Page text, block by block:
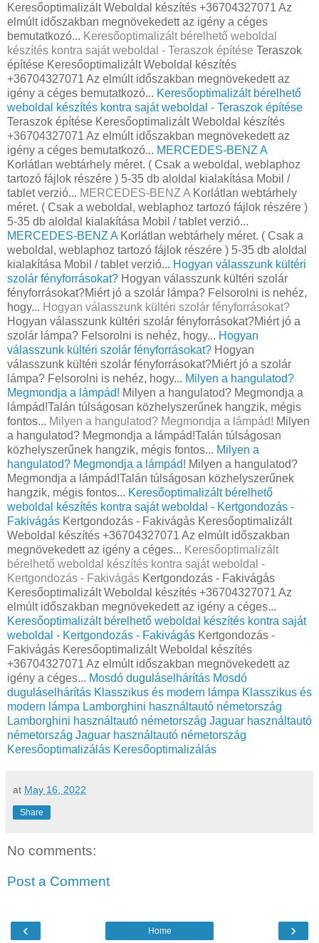
Keresőoptimalizált Weboldal készítés +36704327071 Az
elmúlt időszakban megnövekedett az igény a céges
bemutatkozó... Keresőoptimalizált bérelhető weboldal
készítés kontra saját weboldal - Teraszok építése Teraszok
építése Keresőoptimalizált Weboldal készítés
+36704327071 Az elmúlt időszakban megnövekedett az
igény a céges bemutatkozó... Keresőoptimalizált bérelhető
weboldal készítés kontra saját weboldal - Teraszok építése
Teraszok építése Keresőoptimalizált Weboldal készítés
+36704327071 Az elmúlt időszakban megnövekedett az
igény a céges bemutatkozó... MERCEDES-BENZ A
Korlátlan webtárhely méret. ( Csak a weboldal, weblaphoz
tartozó fájlok részére ) 5-35 db aloldal kialakítása Mobil /
tablet verzió... MERCEDES-BENZ A Korlátlan webtárhely
méret. ( Csak a weboldal, weblaphoz tartozó fájlok részére )
5-35 db aloldal kialakítása Mobil / tablet verzió...
MERCEDES-BENZ A Korlátlan webtárhely méret. ( Csak a
weboldal, weblaphoz tartozó fájlok részére ) 5-35 db aloldal
kialakítása Mobil / tablet verzió... Hogyan válasszunk kültéri
szolár fényforrásokat? Hogyan válasszunk kültéri szolár
fényforrásokat?Miért jó a szolár lámpa? Felsorolni is nehéz,
hogy... Hogyan válasszunk kültéri szolár fényforrásokat?
Hogyan válasszunk kültéri szolár fényforrásokat?Miért jó a
szolár lámpa? Felsorolni is nehéz, hogy... Hogyan
válasszunk kültéri szolár fényforrásokat? Hogyan
válasszunk kültéri szolár fényforrásokat?Miért jó a szolár
lámpa? Felsorolni is nehéz, hogy... Milyen a hangulatod?
Megmondja a lámpád! Milyen a hangulatod? Megmondja a
lámpád!Talán túlságosan közhelyszerűnek hangzik, mégis
fontos... Milyen a hangulatod? Megmondja a lámpád! Milyen
a hangulatod? Megmondja a lámpád!Talán túlságosan
közhelyszerűnek hangzik, mégis fontos... Milyen a
hangulatod? Megmondja a lámpád! Milyen a hangulatod?
Megmondja a lámpád!Talán túlságosan közhelyszerűnek
hangzik, mégis fontos... Keresőoptimalizált bérelhető
weboldal készítés kontra saját weboldal - Kertgondozás -
Fakivágás Kertgondozás - Fakivágás Keresőoptimalizált
Weboldal készítés +36704327071 Az elmúlt időszakban
megnövekedett az igény a céges... Keresőoptimalizált
bérelhető weboldal készítés kontra saját weboldal -
Kertgondozás - Fakivágás Kertgondozás - Fakivágás
Keresőoptimalizált Weboldal készítés +36704327071 Az
elmúlt időszakban megnövekedett az igény a céges...
Keresőoptimalizált bérelhető weboldal készítés kontra saját
weboldal - Kertgondozás - Fakivágás Kertgondozás -
Fakivágás Keresőoptimalizált Weboldal készítés
+36704327071 Az elmúlt időszakban megnövekedett az
igény a céges... Mosdó duguláselhárítás Mosdó
duguláselhárítás Klasszikus és modern lámpa Klasszikus és
modern lámpa Lamborghini használtautó németország
Lamborghini használtautó németország Jaguar használtautó
németország Jaguar használtautó németország
Keresőoptimalizálás Keresőoptimalizálás
at May 16, 2022
Share
No comments:
Post a Comment
‹ ›
Home